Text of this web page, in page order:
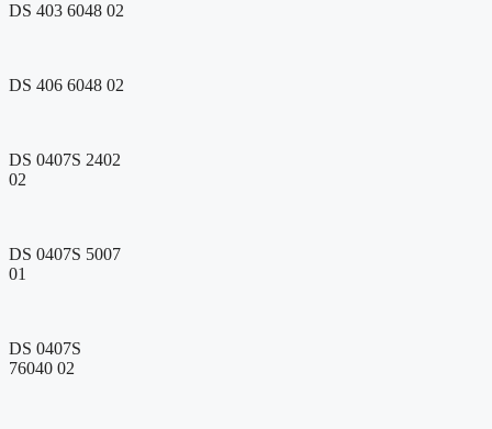
DS 403 6048 02
DS 406 6048 02
DS 0407S 2402
02
DS 0407S 5007
01
DS 0407S
76040 02